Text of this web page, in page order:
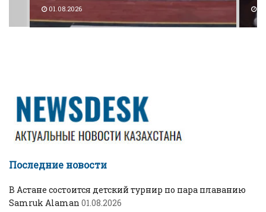
01.08.2026
Последние новости
В Астане состоится детский турнир по пара плаванию
Samruk Alaman 01.08.2026